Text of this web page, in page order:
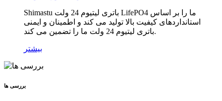
Shimastu باتری لیتیوم 24 ولت LifePO4 ما را بر اساس
استانداردهای کیفیت بالا تولید می کند و اطمینان و ایمنی
باتری لیتیوم 24 ولت ما را تضمین می کند.
بیشتر
بررسی ها